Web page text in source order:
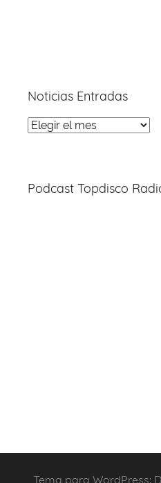
Noticias Entradas
Noticias
Podcast Topdisco
Tema para WordPress: